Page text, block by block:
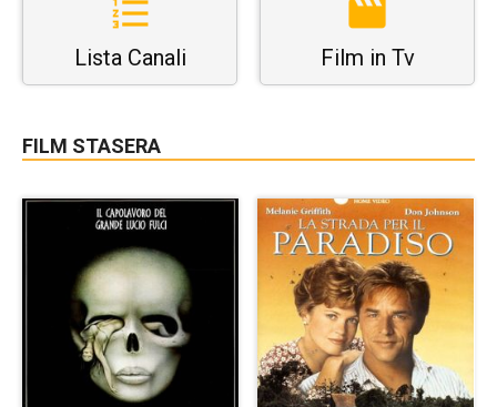
Lista Canali Film in Tv
FILM STASERA